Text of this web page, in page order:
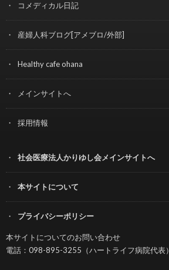
コメディカル日記
産婦人科ブログ[アメブロ/外部]
Healthy cafe ohana
メインサイトへ
採用情報
社会医療法人かりゆし会メインサイトへ
本サイトについて
プライバシーポリシー
本サイトについてのお問い合わせ
電話：098-895-3255（ハートライフ病院代表）